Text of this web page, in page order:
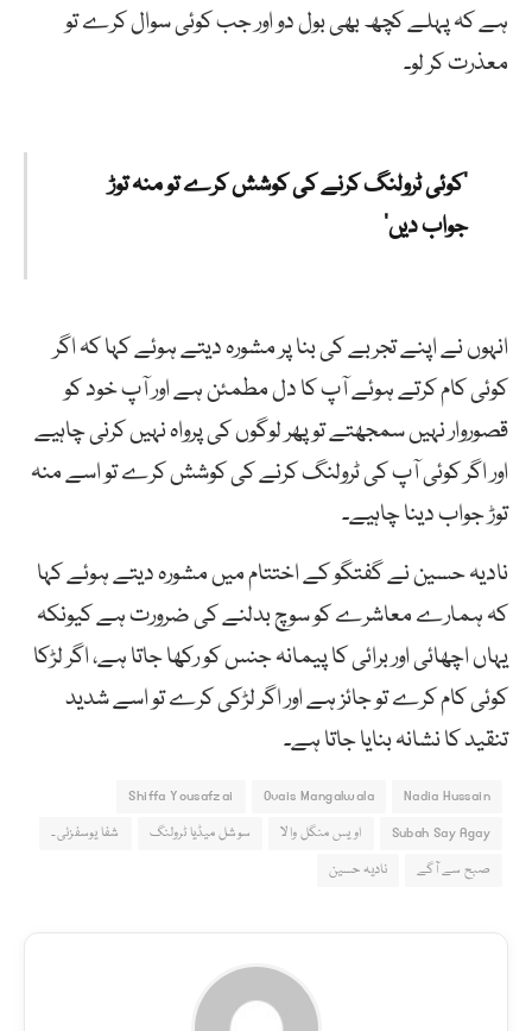
ہے کہ پہلے کچھ بھی بول دو اور جب کوئی سوال کرے تو
معذرت کر لو۔
’کوئی ٹرولنگ کرنے کی کوشش کرے تو منہ توڑ
جواب دیں‘
انہوں نے اپنے تجربے کی بنا پر مشورہ دیتے ہوئے کہا کہ اگر
کوئی کام کرتے ہوئے آپ کا دل مطمئن ہے اور آپ خود کو
قصوروار نہیں سمجھتے تو پھر لوگوں کی پرواہ نہیں کرنی چاہیے
اور اگر کوئی آپ کی ٹرولنگ کرنے کی کوشش کرے تو اسے منہ
توڑ جواب دینا چاہیے۔
نادیہ حسین نے گفتگو کے اختتام میں مشورہ دیتے ہوئے کہا
کہ ہمارے معاشرے کو سوچ بدلنے کی ضرورت ہے کیونکہ
یہاں اچھائی اور برائی کا پیمانہ جنس کو رکھا جاتا ہے، اگر لڑکا
کوئی کام کرے تو جائز ہے اور اگر لڑکی کرے تو اسے شدید
تنقید کا نشانہ بنایا جاتا ہے۔
Nadia Hussain
Ovais Mangalwala
Shiffa Yousafzai
Subah Say Agay
اویس منگل والا سوشل میڈیا ٹرولنگ
شفا یوسفزئی۔
صبح سے آگے
نادیہ حسین